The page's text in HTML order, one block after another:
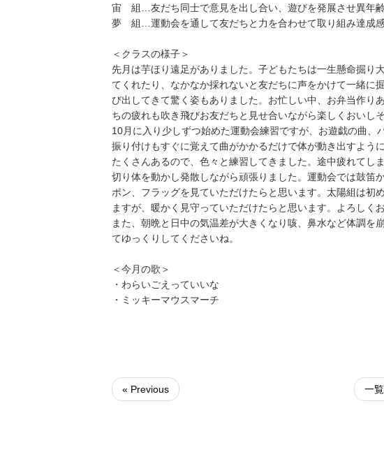
宙 組…友だち同士で意見を出し合い、遊びを発展させ異年齢
夢 組…運動会を通して友だちと力を合わせて取り組み達成感
＜クラスの様子＞
先月は芋ほり遠足がありました。子どもたちは一生懸命掘り
てくれたり、なかなか採れないと友だちに声をかけて一緒に
び出してきて驚く姿もありました。お忙しい中、お弁当作り
ちの疲れも吹き飛びお友だちと見せ合いながら楽しくおいし
10月に入り少しずつ始めた運動会練習ですが、お遊戯の曲、
振り付けもすぐに覚えて曲がかかるだけで体が動き出すよう
たくさんあるので、色々と練習してきました。途中疲れてし
切り体を動かし発散しながら頑張りました。運動会では鼓笛
ポン、フラッグを見ていただけたらと思います。太陽組は初
ますが、暖かく見守っていただけたらと思います。よろしく
また、朝晩と日中の気温差が大きくなり咳、鼻水など体調を
てゆっくりしてくださいね。
＜今月の歌＞
・わらいごえっていいな
・ミッキーマウスマーチ
« Previous 一